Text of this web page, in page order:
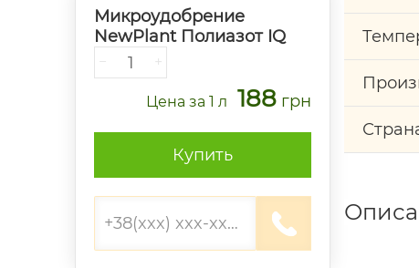
Микроудобрение
NewPlant Полиазот IQ
− +
Цена за 1 л 188 грн
Купить